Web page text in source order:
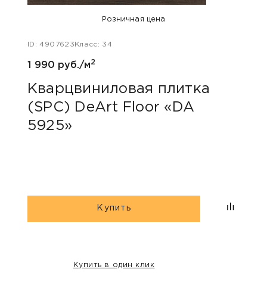
Розничная цена
ID: 4907623 Класс: 34
1 990 руб./м2
Кварцвиниловая плитка
(SPC) DeArt Floor «DA
5925»
Купить
Купить в один клик